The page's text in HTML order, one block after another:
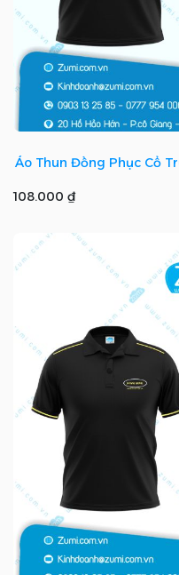
Áo Thun Đồng Phục Cổ
108.000 ₫